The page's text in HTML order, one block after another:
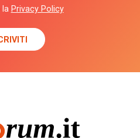
la Privacy Policy